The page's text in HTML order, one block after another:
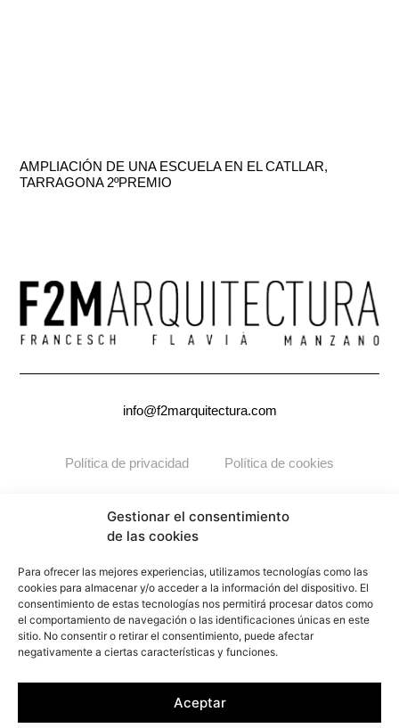
Gestionar el consentimiento
de las cookies
Para ofrecer las mejores experiencias, utilizamos tecnologías como las
cookies para almacenar y/o acceder a la información del dispositivo. El
consentimiento de estas tecnologías nos permitirá procesar datos como
el comportamiento de navegación o las identificaciones únicas en este
sitio. No consentir o retirar el consentimiento, puede afectar
negativamente a ciertas características y funciones.
Aceptar
AMPLIACIÓN DE UNA ESCUELA EN EL CATLLAR,
TARRAGONA 2ºPREMIO
info@f2marquitectura.com
Política de privacidad Política de cookies
reservados.